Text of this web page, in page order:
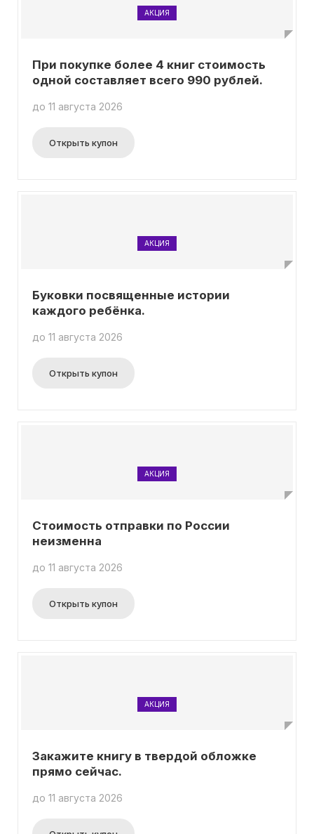
АКЦИЯ
При покупке более 4 книг стоимость
одной составляет всего 990 рублей.
до 11 августа 2026
Открыть купон
АКЦИЯ
Буковки посвященные истории
каждого ребёнка.
до 11 августа 2026
Открыть купон
АКЦИЯ
Стоимость отправки по России
неизменна
до 11 августа 2026
Открыть купон
АКЦИЯ
Закажите книгу в твердой обложке
прямо сейчас.
до 11 августа 2026